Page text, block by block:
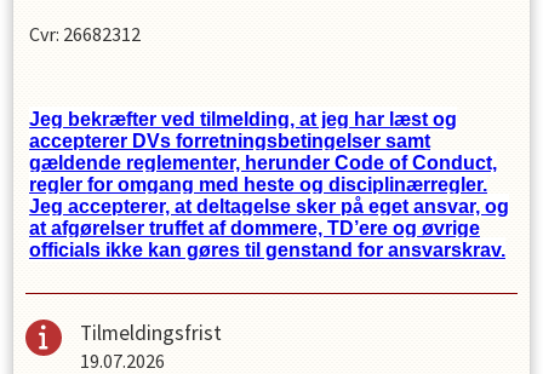
Cvr: 26682312
Jeg bekræfter ved tilmelding, at jeg har læst og
accepterer DVs forretningsbetingelser samt
gældende reglementer, herunder Code of Conduct,
regler for omgang med heste og disciplinærregler.
Jeg accepterer, at deltagelse sker på eget ansvar, og
at afgørelser truffet af dommere, TD’ere og øvrige
officials ikke kan gøres til genstand for ansvarskrav.
Tilmeldingsfrist
19.07.2026